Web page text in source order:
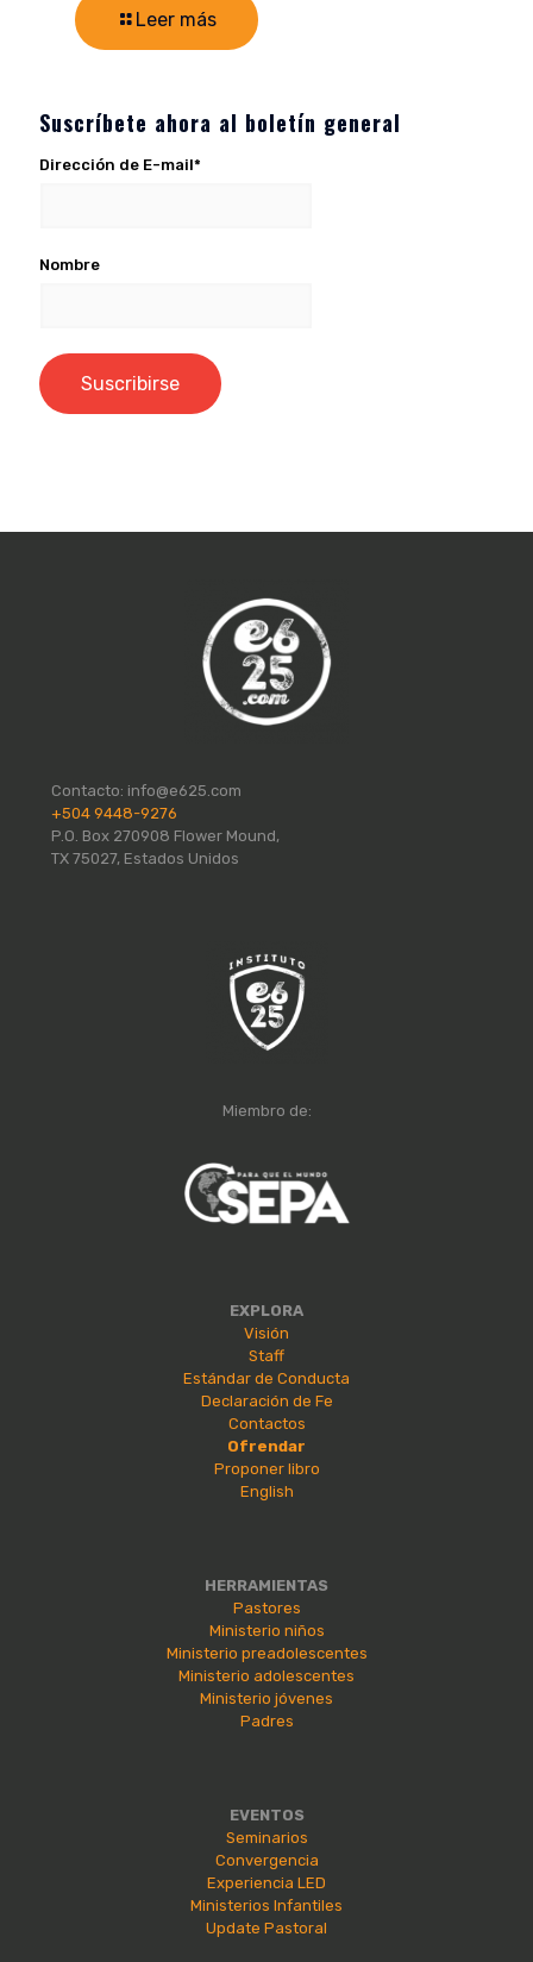
Leer más
Suscríbete ahora al boletín general
Dirección de E-mail*
Nombre
Contacto: info@e625.com
+504 9448-9276
P.O. Box 270908 Flower Mound,
TX 75027, Estados Unidos
Miembro de:
EXPLORA
Visión
Staff
Estándar de Conducta
Declaración de Fe
Contactos
Ofrendar
Proponer libro
English
HERRAMIENTAS
Pastores
Ministerio niños
Ministerio preadolescentes
Ministerio adolescentes
Ministerio jóvenes
Padres
EVENTOS
Seminarios
Convergencia
Experiencia LED
Ministerios Infantiles
Update Pastoral